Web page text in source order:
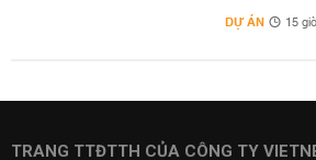
DỰ ÁN 15
TRANG TTĐTTH CỦA CÔNG TY